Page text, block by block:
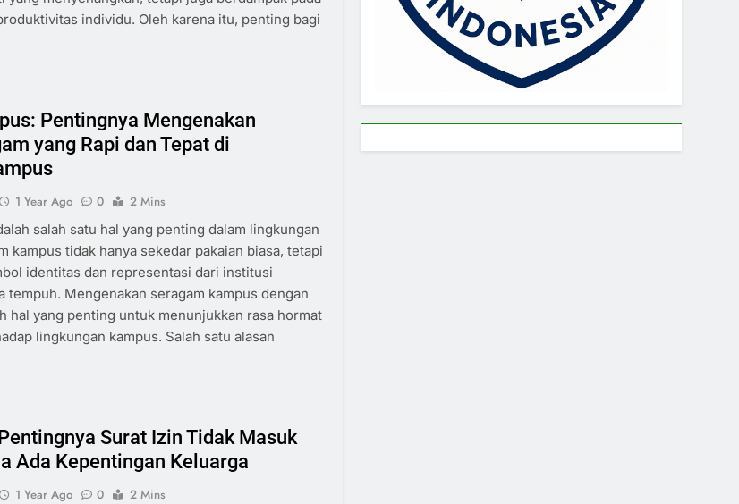
individu. Oleh karena itu, penting bagi
Pentingnya Mengenakan
yang Rapi dan Tepat di
1 Year Ago 0
2 Mins
salah satu hal yang penting dalam lingkungan
kampus tidak hanya sekedar pakaian biasa, tetapi
identitas dan representasi dari institusi
tempuh. Mengenakan seragam kampus dengan
hal yang penting untuk menunjukkan rasa hormat
lingkungan kampus. Salah satu alasan
Surat Izin Tidak Masuk
Ada Kepentingan Keluarga
1 Year Ago 0
2 Mins